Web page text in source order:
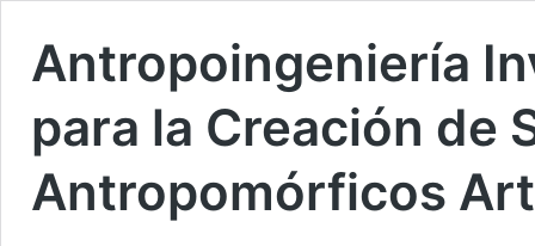
Antropoingeniería
para la Creación de
Antropomórficos